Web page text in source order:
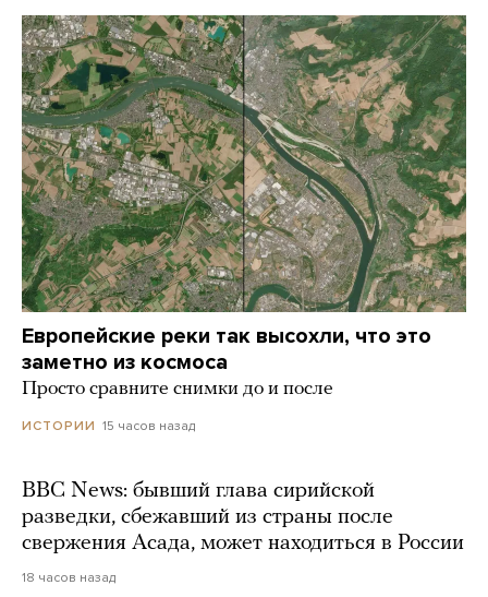
Европейские реки так высохли, что это
заметно из космоса
Просто сравните снимки до и после
ИСТОРИИ 15 часов назад
BBC News: бывший глава сирийской
разведки, сбежавший из страны после
свержения Асада, может находиться в России
18 часов назад